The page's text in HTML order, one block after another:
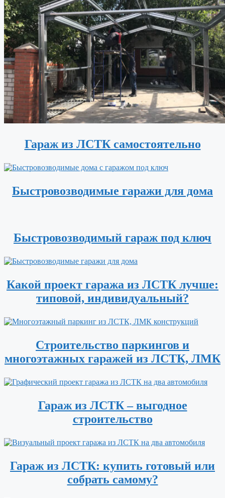
Гараж из ЛСТК самостоятельно
Быстровозводимые гаражи для дома
Быстровозводимый гараж под ключ
Какой проект гаража из ЛСТК лучше:
типовой, индивидуальный?
Строительство паркингов и
многоэтажных гаражей из ЛСТК, ЛМК
Гараж из ЛСТК – выгодное
строительство
Гараж из ЛСТК: купить готовый или
собрать самому?